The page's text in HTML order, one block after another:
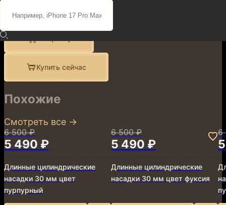
Описание
Купить сейчас
Похожие
Смотреть все →
6 500 ₽
5 490 ₽
Длинные цилиндрические
насадки 30 мм цвет
пурпурный
6 500 ₽
5 490 ₽
Длинные цилиндрические
насадки 30 мм цвет фуксия
6